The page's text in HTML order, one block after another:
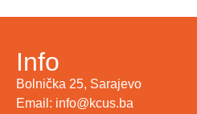
Info
Bolnička 25, Sarajevo
Email: info@kcus.ba